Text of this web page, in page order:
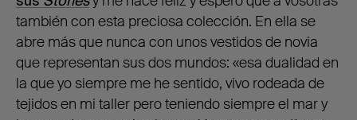
también con esta preciosa colección. En ella se
abre más que nunca con unos vestidos de novia
que representan sus dos mundos: «esa dualidad en
la que yo siempre me he sentido, vivo rodeada de
tejidos en mi taller pero teniendo siempre el mar y